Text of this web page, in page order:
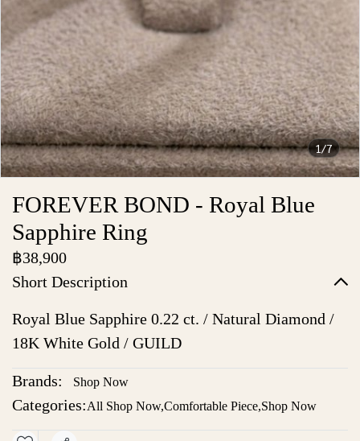
1/7
FOREVER BOND - Royal Blue
Sapphire Ring
฿38,900
Short Description
Royal Blue Sapphire 0.22 ct. / Natural Diamond /
18K White Gold / GUILD
Brands: Shop Now
Categories:All Shop Now,Comfortable Piece,Shop Now